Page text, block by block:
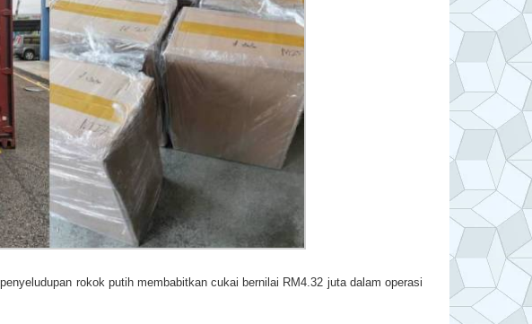
rokok putih membabitkan cukai bernilai RM4.32 juta dalam operasi